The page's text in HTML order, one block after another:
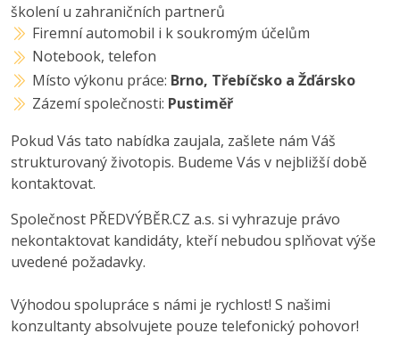
školení u zahraničních partnerů
Firemní automobil i k soukromým účelům
Notebook, telefon
Místo výkonu práce: Brno, Třebíčsko a Žďársko
Zázemí společnosti: Pustiměř
Pokud Vás tato nabídka zaujala, zašlete nám Váš
strukturovaný životopis. Budeme Vás v nejbližší době
kontaktovat.
Společnost PŘEDVÝBĚR.CZ a.s. si vyhrazuje právo
nekontaktovat kandidáty, kteří nebudou splňovat výše
uvedené požadavky.
Výhodou spolupráce s námi je rychlost! S našimi
konzultanty absolvujete pouze telefonický pohovor!